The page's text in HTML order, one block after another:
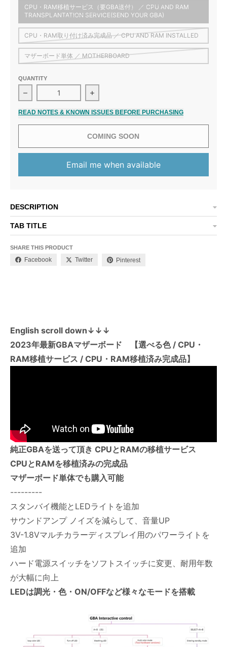
CPU・RAM移植サービス（要GBA送付） ／ CPU AND RAM
TRANSPLANTATION SERVICE(SEND YOUR GBA)
CPU・RAM取り付け済み完成品 ／ CPU AND RAM INSTALLED
マザーボード単体 ／ MOTHERBOARD
QUANTITY
READ NOTES & KNOWN ISSUES BEFORE PURCHASING
COMING SOON
Email me when available
DESCRIPTION
TAB TITLE
SHARE THIS PRODUCT
Facebook Twitter Pinterest
English scroll down↓ ↓ ↓
2023年最新GBAマザーボード 【選べる色 / CPU・
RAM移植サービス / CPU・RAM移植済み完成品】
純正GBAを送って頂き CPUとRAMの移植サービス
CPUとRAMを移植済みの完成品
マザーボード単体でも購入可能
---------
スタンバイ機能とLEDライトを追加
サウンドアンプ ノイズを減らして、音量UP
3V-1.8Vマルチカラーディスプレイ用のパワーライトを
追加
ハード電源スイッチをソフトスイッチに変更、耐用年数
が大幅に向上
LEDは調光・色・ON/OFFなど様々なモードを搭載